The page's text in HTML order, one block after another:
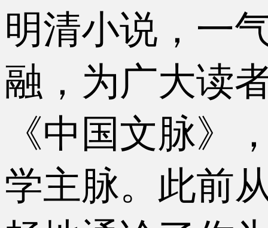
明清小说，一
融，为广大读
《中国文脉》
学主脉。此前